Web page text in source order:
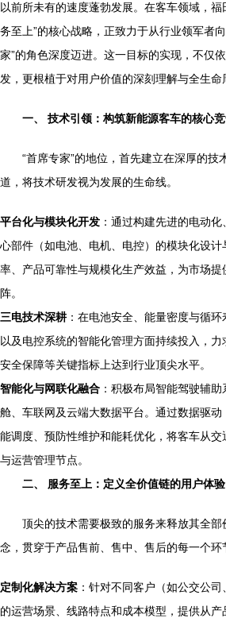
以前所未有的速度蓬勃发展。在客车领域，福
务至上”的核心战略，正致力于从行业领军者
家”的角色深度迈进。这一目标的实现，不仅
发，更根植于对用户价值的深刻理解与全生命
一、 技术引领：构筑新能源客车的核心
“首席专家”的地位，首先建立在深厚的技
道，将技术研发视为发展的生命线。
平台化与模块化开发 ：通过构建先进的电动
心部件（如电池、电机、电控）的模块化设
率、产品可靠性与规模化生产效益，为市场
阵。
三电技术深耕：在电池安全、能量密度与循环
以及电控系统的智能化管理方面持续投入，
安全保障等关键指标上达到行业顶尖水平。
智能化与网联化融合 ：积极布局智能驾驶辅
舱、车联网及云端大数据平台。通过数据驱
能调度、预防性维护和能耗优化，将客车从
与运营管理节点。
二、 服务至上：定义全价值链的用户体验
顶尖的技术需要极致的服务来释放其全部
念，贯穿于产品售前、售中、售后的每一个环
定制化解决方案 ：针对不同客户（如公交公司
的运营场景、线路特点和成本模型，提供从产